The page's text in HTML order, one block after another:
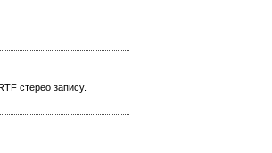
стерео запису.